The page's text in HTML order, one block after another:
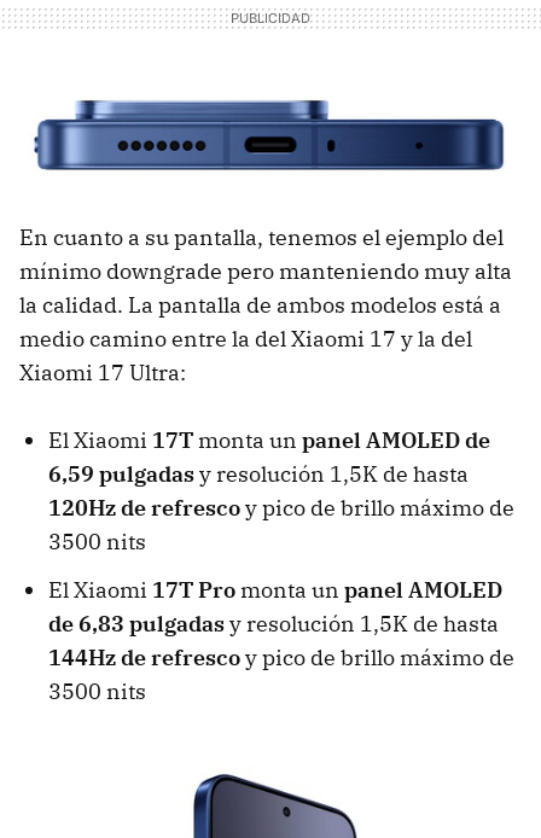
En cuanto a su pantalla, tenemos el ejemplo del
mínimo downgrade pero manteniendo muy alta
la calidad. La pantalla de ambos modelos está a
medio camino entre la del Xiaomi 17 y la del
Xiaomi 17 Ultra:
El Xiaomi 17T monta un panel AMOLED de
6,59 pulgadasy resolución 1,5K de hasta
120Hz de refrescoy pico de brillo máximo de
3500 nits
El Xiaomi 17T Pro monta un panel AMOLED
de 6,83 pulgadasy resolución 1,5K de hasta
144Hz de refrescoy pico de brillo máximo de
3500 nits